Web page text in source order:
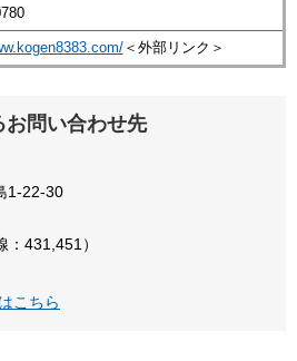
＜外部リンク＞
お問い合わせ先
1-22-30
431,451）
こちら